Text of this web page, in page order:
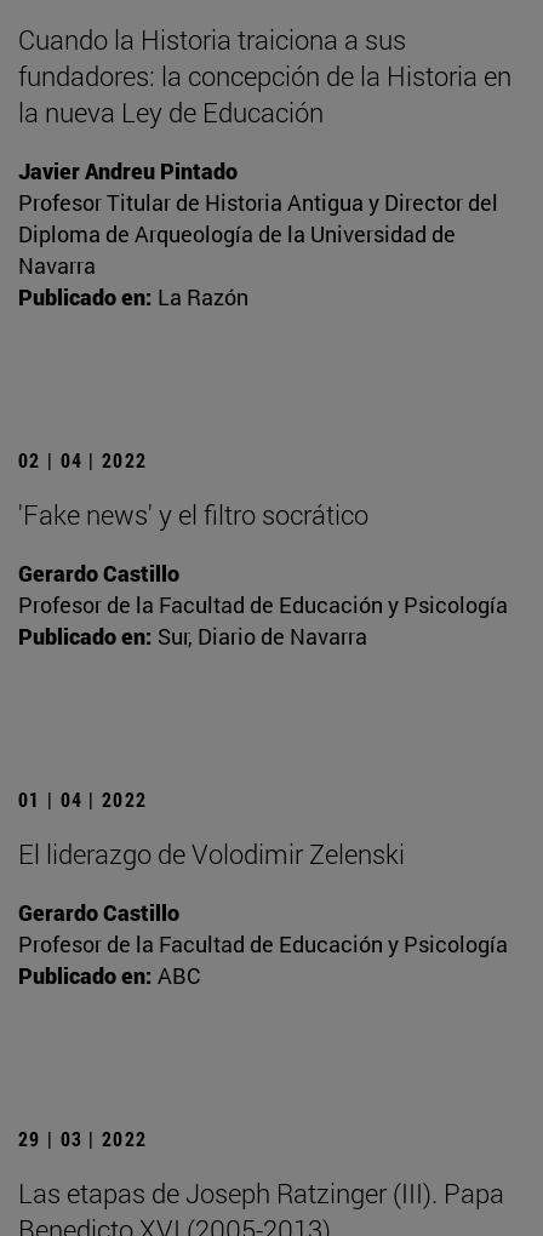
Cuando la Historia traiciona a sus
fundadores: la concepción de la Historia en
la nueva Ley de Educación
Javier Andreu Pintado
Profesor Titular de Historia Antigua y Director del
Diploma de Arqueología de la Universidad de
Navarra
Publicado en: La Razón
02 | 04 | 2022
'Fake news' y el filtro socrático
Gerardo Castillo
Profesor de la Facultad de Educación y Psicología
Publicado en: Sur, Diario de Navarra
01 | 04 | 2022
El liderazgo de Volodimir Zelenski
Gerardo Castillo
Profesor de la Facultad de Educación y Psicología
Publicado en: ABC
29 | 03 | 2022
Las etapas de Joseph Ratzinger (III). Papa